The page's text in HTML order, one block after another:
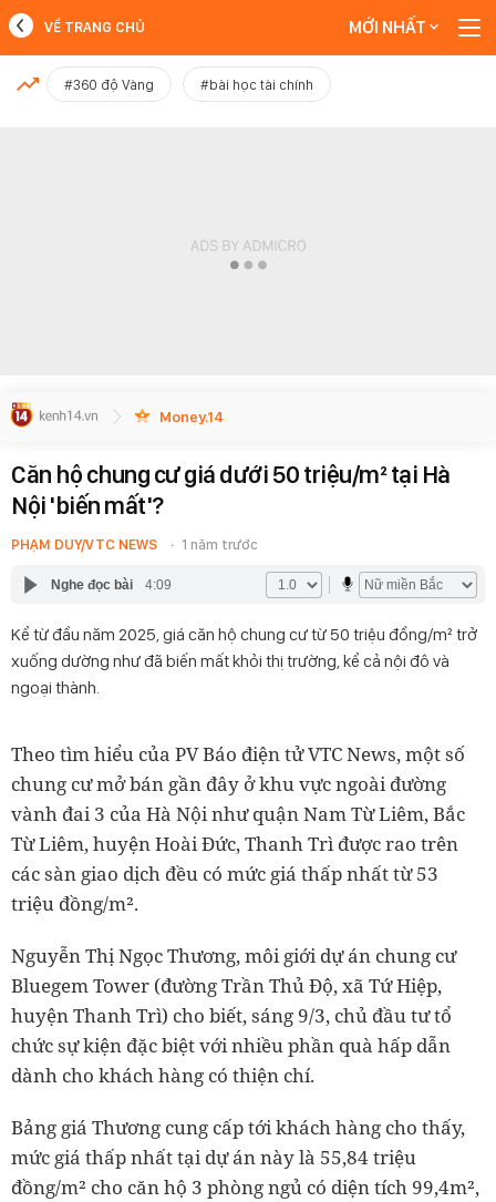
MỚI NHẤT
VỀ TRANG CHỦ MỚI NHẤT
#360 độ Vàng #bài học tài chính
Money.14
Căn hộ chung cư giá dưới 50 triệu/m² tại Hà
Nội 'biến mất'?
PHẠM DUY/VTC NEWS 1 năm trước
Nghe đọc bài 4:09
Kể từ đầu năm 2025, giá căn hộ chung cư từ 50 triệu đồng/m² trở
xuống dường như đã biến mất khỏi thị trường, kể cả nội đô và
ngoại thành.
Theo tìm hiểu của PV Báo điện tử VTC News, một số
chung cư mở bán gần đây ở khu vực ngoài đường
vành đai 3 của Hà Nội như quận Nam Từ Liêm, Bắc
Từ Liêm, huyện Hoài Đức, Thanh Trì được rao trên
các sàn giao dịch đều có mức giá thấp nhất từ 53
triệu đồng/m².
Nguyễn Thị Ngọc Thương, môi giới dự án chung cư
Bluegem Tower (đường Trần Thủ Độ, xã Tứ Hiệp,
huyện Thanh Trì) cho biết, sáng 9/3, chủ đầu tư tổ
chức sự kiện đặc biệt với nhiều phần quà hấp dẫn
dành cho khách hàng có thiện chí.
Bảng giá Thương cung cấp tới khách hàng cho thấy,
mức giá thấp nhất tại dự án này là 55,84 triệu
đồng/m² cho căn hộ 3 phòng ngủ có diện tích 99,4m²,